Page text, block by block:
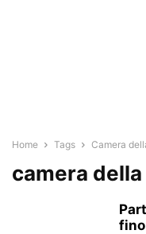
Home Tags Camera
camera
fino